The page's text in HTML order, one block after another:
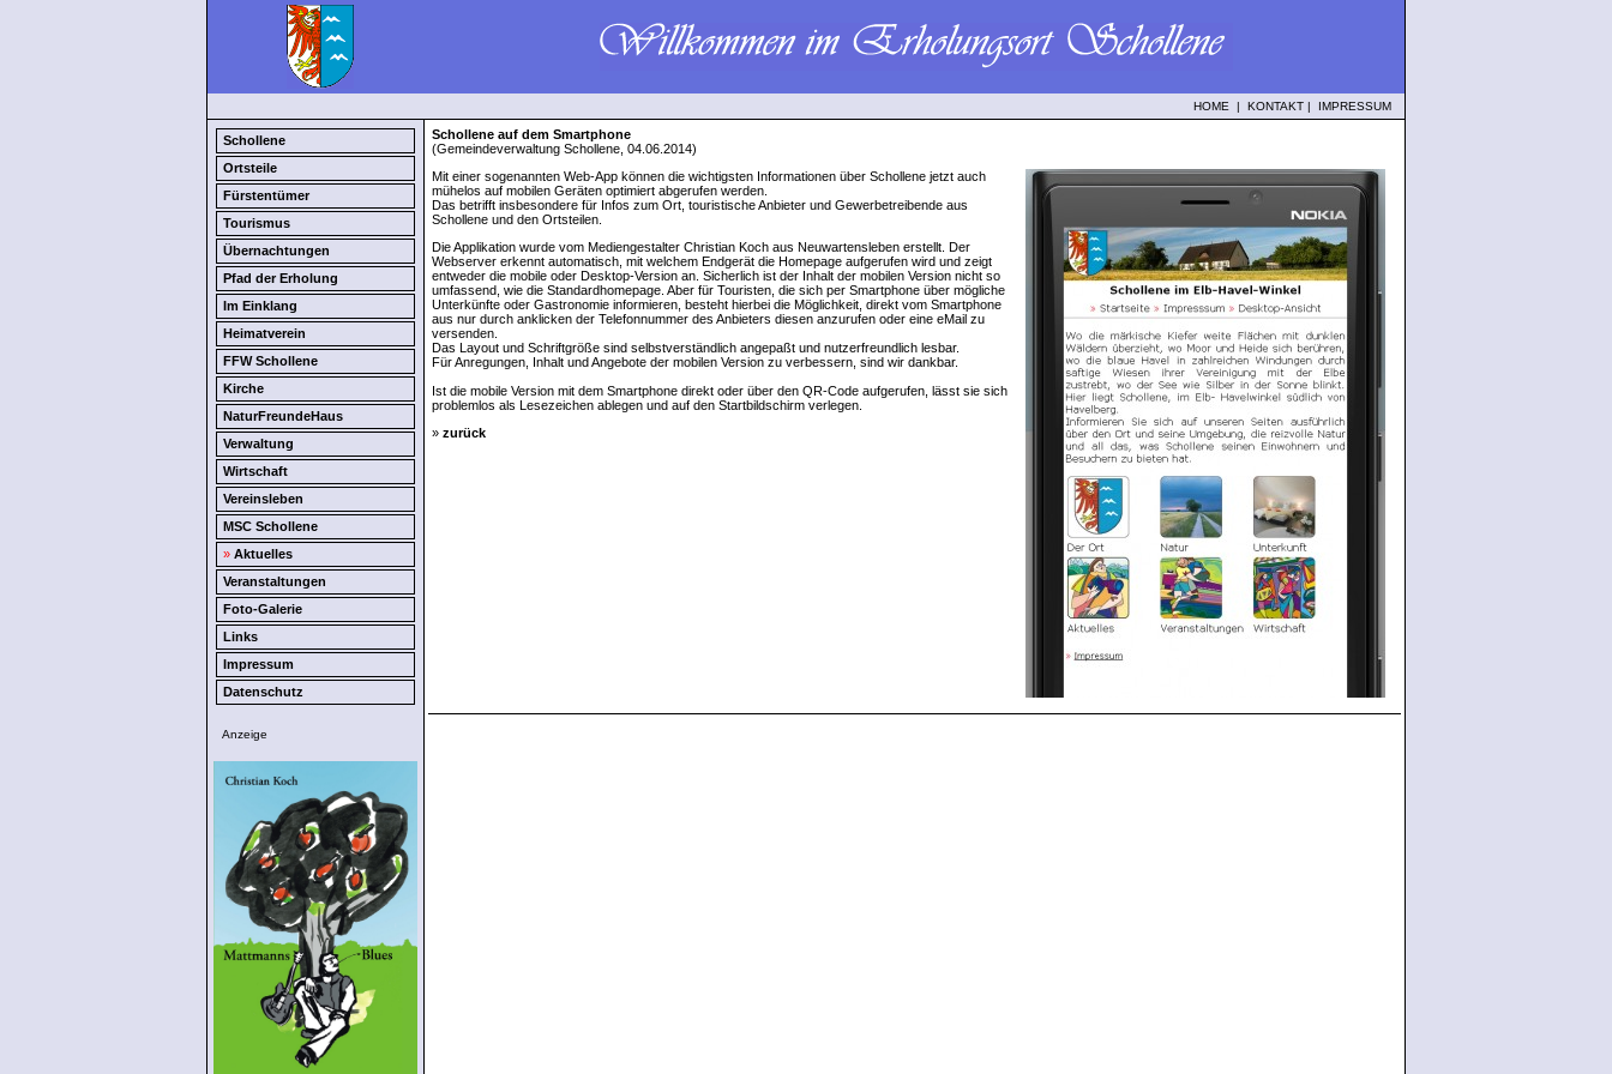
HOME | KONTAKT | IMPRESSUM
Schollene
Ortsteile
Fürstentümer
Tourismus
Übernachtungen
Pfad der Erholung
Im Einklang
Heimatverein
FFW Schollene
Kirche
NaturFreundeHaus
Verwaltung
Wirtschaft
Vereinsleben
MSC Schollene
» Aktuelles
Veranstaltungen
Foto-Galerie
Links
Impressum
Datenschutz
Anzeige
Schollene auf dem Smartphone
(Gemeindeverwaltung Schollene, 04.06.2014)
Mit einer sogenannten Web-App können die wichtigsten Informationen über Schollene jetzt auch
mühelos auf mobilen Geräten optimiert abgerufen werden.
Das betrifft insbesondere für Infos zum Ort, touristische Anbieter und Gewerbetreibende aus
Schollene und den Ortsteilen.
Die Applikation wurde vom Mediengestalter Christian Koch aus Neuwartensleben erstellt. Der
Webserver erkennt automatisch, mit welchem Endgerät die Homepage aufgerufen wird und zeigt
entweder die mobile oder Desktop-Version an. Sicherlich ist der Inhalt der mobilen Version nicht so
umfassend, wie die Standardhomepage. Aber für Touristen, die sich per Smartphone über mögliche
Unterkünfte oder Gastronomie informieren, besteht hierbei die Möglichkeit, direkt vom Smartphone
aus nur durch anklicken der Telefonnummer des Anbieters diesen anzurufen oder eine eMail zu
versenden.
Das Layout und Schriftgröße sind selbstverständlich angepaßt und nutzerfreundlich lesbar.
Für Anregungen, Inhalt und Angebote der mobilen Version zu verbessern, sind wir dankbar.
Ist die mobile Version mit dem Smartphone direkt oder über den QR-Code aufgerufen, lässt sie sich
problemlos als Lesezeichen ablegen und auf den Startbildschirm verlegen.
» zurück